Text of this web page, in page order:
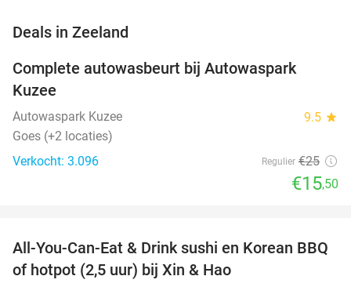
Deals in Zeeland
Complete autowasbeurt bij Autowaspark
Kuzee
Autowaspark Kuzee 9.5 star
Goes (+2 locaties)
Verkocht: 3.096
Regulier €25
€15,50
26%
TODAY
All-You-Can-Eat & Drink sushi en Korean BBQ
of hotpot (2,5 uur) bij Xin & Hao